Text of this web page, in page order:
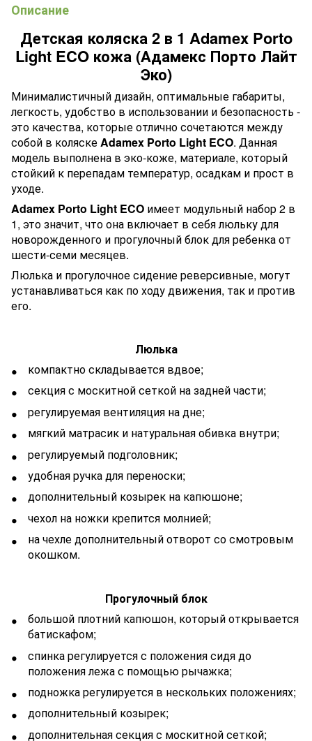
Описание
Детская коляска 2 в 1 Adamex Porto
Light ECO кожа (Адамекс Порто Лайт
Эко)
Минималистичный дизайн, оптимальные габариты,
легкость, удобство в использовании и безопасность -
это качества, которые отлично сочетаются между
собой в коляскеAdamex Porto Light ECO. Данная
модель выполнена в эко-коже, материале, который
стойкий к перепадам температур, осадкам и прост в
уходе.
Adamex Porto Light ECO имеет модульный набор 2 в
1, это значит, что она включает в себя люльку для
новорожденного и прогулочный блок для ребенка от
шести-семи месяцев.
Люлька и прогулочное сидение реверсивные, могут
устанавливаться как по ходу движения, так и против
его.
Люлька
компактно складывается вдвое;
секция с москитной сеткой на задней части;
регулируемая вентиляция на дне;
мягкий матрасик и натуральная обивка внутри;
регулируемый подголовник;
удобная ручка для переноски;
дополнительный козырек на капюшоне;
чехол на ножки крепится молнией;
на чехле дополнительный отворот со смотровым
окошком.
Прогулочный блок
большой плотний капюшон, который открывается
батискафом;
спинка регулируется с положения сидя до
положения лежа с помощью рычажка;
подножка регулируется в нескольких положениях;
дополнительный козырек;
дополнительная секция с москитной сеткой;